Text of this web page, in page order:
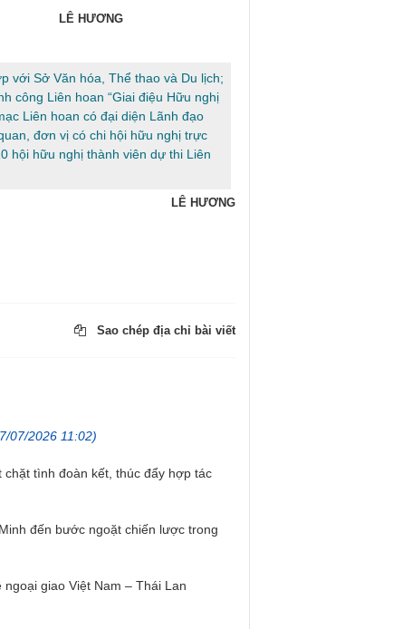
LÊ HƯƠNG
với Sở Văn hóa, Thể thao và Du lịch;
công Liên hoan “Giai điệu Hữu nghị
Liên hoan có đại diện Lãnh đạo
đơn vị có chi hội hữu nghị trực
hội hữu nghị thành viên dự thi Liên
LÊ HƯƠNG
Sao chép địa chỉ bài viết
07/2026 11:02)
tình đoàn kết, thúc đẩy hợp tác
đến bước ngoặt chiến lược trong
giao Việt Nam – Thái Lan